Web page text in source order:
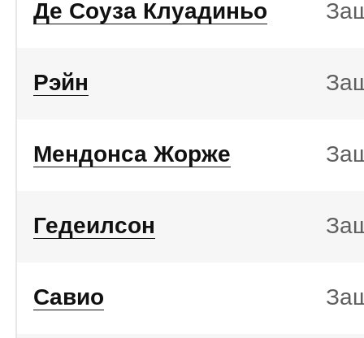
Де Соуза Клуадиньо
Рэйн
Мендонса Жорже
Гедеилсон
Савио